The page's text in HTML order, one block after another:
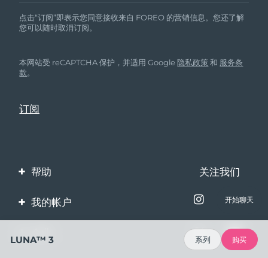
点击“订阅”即表示您同意接收来自 FOREO 的营销信息。您还了解
您可以随时取消订阅。
本网站受 reCAPTCHA 保护，并适用 Google隐私政策 和 服务条
款。
帮助
联系我们
订单与运输
保修与退换货
关注我们
我的帐户 开始聊天
LUNA™ 3 系列 购买